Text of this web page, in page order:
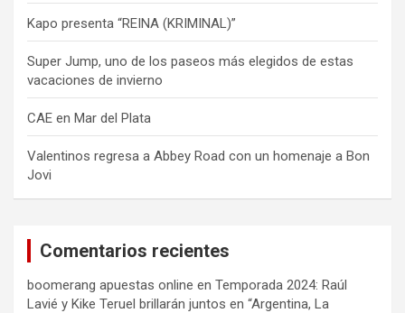
Kapo presenta “REINA (KRIMINAL)”
Super Jump, uno de los paseos más elegidos de estas
vacaciones de invierno
CAE en Mar del Plata
Valentinos regresa a Abbey Road con un homenaje a Bon
Jovi
Comentarios recientes
boomerang apuestas online en Temporada 2024: Raúl
Lavié y Kike Teruel brillarán juntos en “Argentina, La